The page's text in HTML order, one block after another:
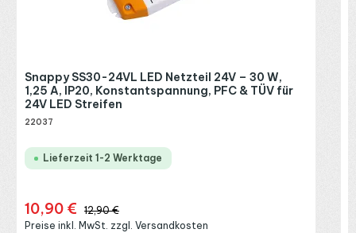
Snappy SS30-24VL LED Netzteil 24V – 30 W,
1,25 A, IP20, Konstantspannung, PFC & TÜV für
24V LED Streifen
22037
Lieferzeit 1-2 Werktage
Verkaufspreis:
10,90 € Regulärer Preis:
12,90 €
Preise inkl. MwSt. zzgl. Versandkosten